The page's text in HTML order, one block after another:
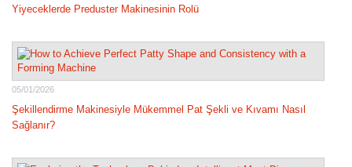
Yiyeceklerde Preduster Makinesinin Rolü
05/01/2026
Şekillendirme Makinesiyle Mükemmel Pat Şekli ve Kıvamı Nasıl
Sağlanır?